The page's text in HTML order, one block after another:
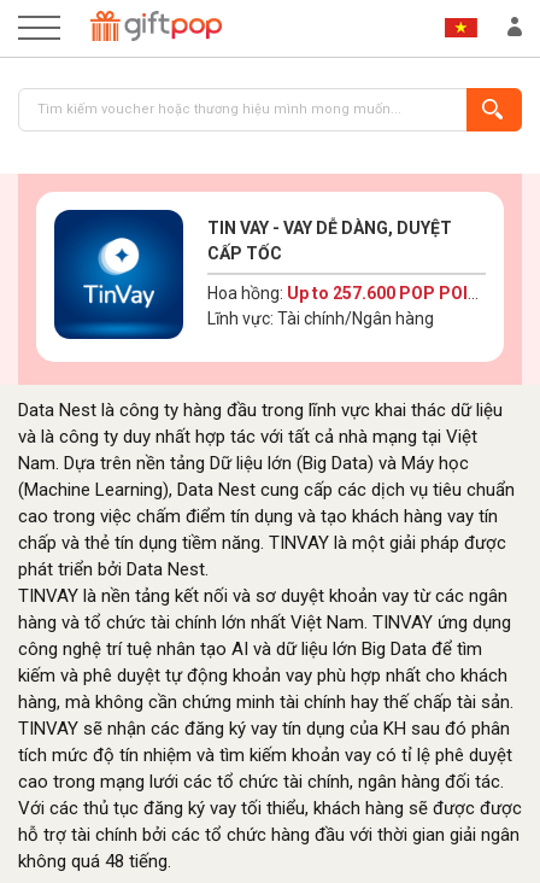
ĐĂNG NHẬP
TIN VAY - VAY DỄ DÀNG, DUYỆT
CẤP TỐC
Hoa hồng: Up to 257.600 POP POINT
Lĩnh vực: Tài chính/Ngân hàng
Data Nest là công ty hàng đầu trong lĩnh vực khai thác dữ liệu
và là công ty duy nhất hợp tác với tất cả nhà mạng tại Việt
Nam. Dựa trên nền tảng Dữ liệu lớn (Big Data) và Máy học
(Machine Learning), Data Nest cung cấp các dịch vụ tiêu chuẩn
cao trong việc chấm điểm tín dụng và tạo khách hàng vay tín
chấp và thẻ tín dụng tiềm năng. TINVAY là một giải pháp được
phát triển bởi Data Nest.
TINVAY là nền tảng kết nối và sơ duyệt khoản vay từ các ngân
hàng và tổ chức tài chính lớn nhất Việt Nam. TINVAY ứng dụng
công nghệ trí tuệ nhân tạo AI và dữ liệu lớn Big Data để tìm
kiếm và phê duyệt tự động khoản vay phù hợp nhất cho khách
hàng, mà không cần chứng minh tài chính hay thế chấp tài sản.
TINVAY sẽ nhận các đăng ký vay tín dụng của KH sau đó phân
tích mức độ tín nhiệm và tìm kiếm khoản vay có tỉ lệ phê duyệt
cao trong mạng lưới các tổ chức tài chính, ngân hàng đối tác.
Với các thủ tục đăng ký vay tối thiểu, khách hàng sẽ được được
hỗ trợ tài chính bởi các tổ chức hàng đầu với thời gian giải ngân
không quá 48 tiếng.